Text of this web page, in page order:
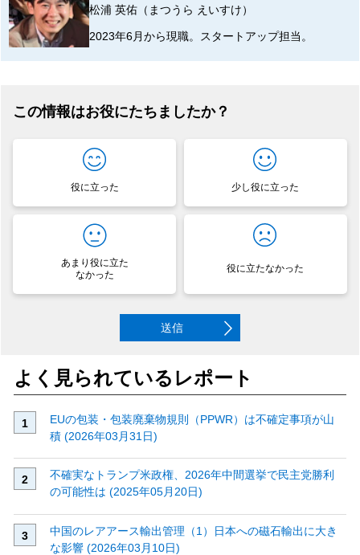
松浦 英佑（まつうら えいすけ）
2023年6月から現職。スタートアップ担当。
この情報はお役にたちましたか？
役に立った 少し役に立った
あまり役に立た
なかった
役に立たなかった
送信
よく見られているレポート
EUの包装・包装廃棄物規則（PPWR）は不確定事項が山
積 (2026年03月31日)
不確実なトランプ米政権、2026年中間選挙で民主党勝利
の可能性は (2025年05月20日)
中国のレアアース輸出管理（1）日本への磁石輸出に大き
な影響 (2026年03月10日)